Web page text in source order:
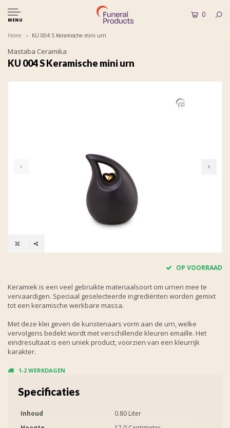
MENU
0
Home KU 004 S Keramische mini urn
Mastaba Ceramika
KU 004 S Keramische mini urn
OP VOORRAAD
Keramiek is een veel gebruikte materiaalsoort om urnen mee te
vervaardigen. Speciaal geselecteerde ingrediënten worden gemixt
tot een keramische werkbare massa.
Met deze klei geven de kunstenaars vorm aan de urn, welke
vervolgens bedekt wordt met verschillende kleuren emaille. Het
eindresultaat is een uniek product, voorzien van een kleurrijk
karakter.
1-2 WERKDAGEN
Specificaties
Inhoud
0.80 Liter